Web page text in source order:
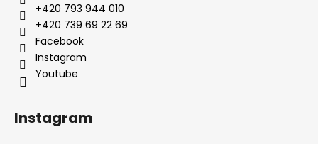
+420 793 944 010
+420 739 69 22 69
Facebook
Youtube
Instagram